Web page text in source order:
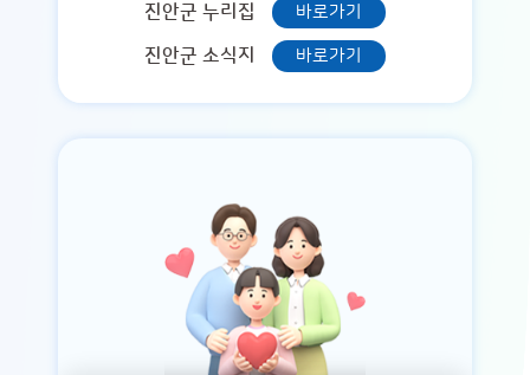
진안군 누리집 바로가기
진안군 소식지 바로가기